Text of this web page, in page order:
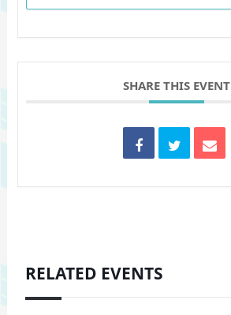
SHARE THIS EVENT
RELATED EVENTS